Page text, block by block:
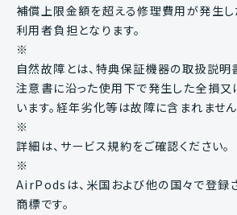
補償上限金額を超える修理費用が発生し
利用者負担となります。
※
自然故障とは、特典保証機器の取扱説明
注意書に沿った使用下で発生した全損
います。経年劣化等は故障に含まれません
※
詳細は、サービス規約をご確認ください。
※
AirPodsは、米国および他の国々で登
商標です。